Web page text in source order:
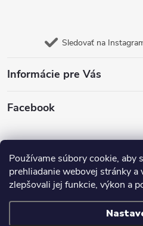
Používame súbory cookie, aby
prehliadanie webovej stránky a
zlepšovali jej funkcie, výkon a
Sledovať na
Informácie pre Vás
Facebook
Jazyk